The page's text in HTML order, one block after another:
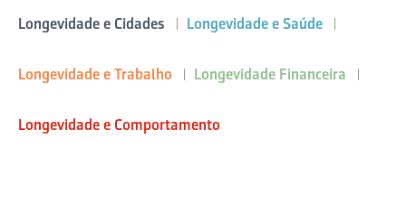
Longevidade e Cidades Longevidade e Saúde
Longevidade e Trabalho Longevidade Financeira
Longevidade e Comportamento